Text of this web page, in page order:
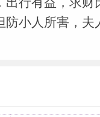
防小人所害，夫